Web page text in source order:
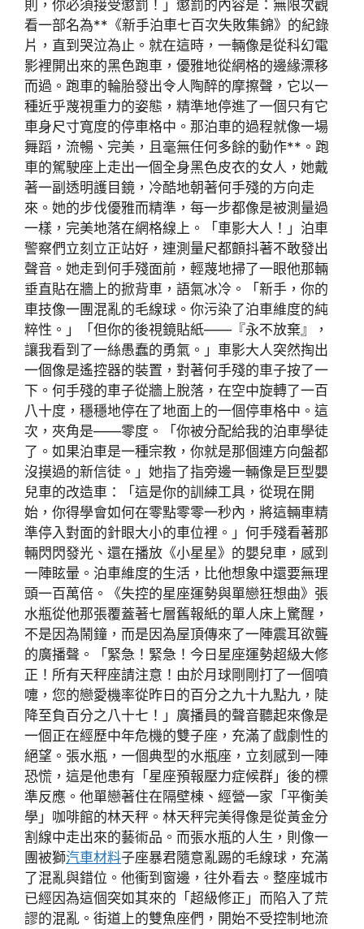
則，你必須接受懲罰！」懲罰的內容是：無限次觀
看一部名為**《新手泊車七百次失敗集錦》的紀錄
片，直到哭泣為止。就在這時，一輛像是從科幻電
影裡開出來的黑色跑車，優雅地從網格的邊緣漂移
而過。跑車的輪胎發出令人陶醉的摩擦聲，它以一
種近乎蔑視重力的姿態，精準地停進了一個只有它
車身尺寸寬度的停車格中。那泊車的過程就像一場
舞蹈，流暢、完美，且毫無任何多餘的動作**。跑
車的駕駛座上走出一個全身黑色皮衣的女人，她戴
著一副透明護目鏡，冷酷地朝著何手殘的方向走
來。她的步伐優雅而精準，每一步都像是被測量過
一樣，完美地落在網格線上。「車影大人！」泊車
警察們立刻立正站好，連測量尺都顫抖著不敢發出
聲音。她走到何手殘面前，輕蔑地掃了一眼他那輛
垂直貼在牆上的掀背車，語氣冰冷。「新手，你的
車技像一團混亂的毛線球。你污染了泊車維度的純
粹性。」「但你的後視鏡貼紙——『永不放棄』，
讓我看到了一絲愚蠢的勇氣。」車影大人突然掏出
一個像是遙控器的裝置，對著何手殘的車子按了一
下。何手殘的車子從牆上脫落，在空中旋轉了一百
八十度，穩穩地停在了地面上的一個停車格中。這
次，夾角是——零度。「你被分配給我的泊車學徒
了。如果泊車是一種宗教，你就是那個連方向盤都
沒摸過的新信徒。」她指了指旁邊一輛像是巨型嬰
兒車的改造車：「這是你的訓練工具，從現在開
始，你得學會如何在零點零零一秒內，將這輛車精
準停入對面的針眼大小的車位裡。」何手殘看著那
輛閃閃發光、還在播放《小星星》的嬰兒車，感到
一陣眩暈。泊車維度的生活，比他想象中還要無理
頭一百萬倍。《失控的星座運勢與單戀狂想曲》張
水瓶從他那張覆蓋著七層舊報紙的單人床上驚醒，
不是因為鬧鐘，而是因為屋頂傳來了一陣震耳欲聾
的廣播聲。「緊急！緊急！今日星座運勢超級大修
正！所有天秤座請注意！由於月球剛剛打了一個噴
嚏，您的戀愛機率從昨日的百分之九十九點九，陡
降至負百分之八十七！」廣播員的聲音聽起來像是
一個正在經歷中年危機的雙子座，充滿了戲劇性的
絕望。張水瓶，一個典型的水瓶座，立刻感到一陣
恐慌，這是他患有「星座預報壓力症候群」後的標
準反應。他單戀著住在隔壁棟、經營一家「平衡美
學」咖啡館的林天秤。林天秤完美得像是從黃金分
割線中走出來的藝術品。而張水瓶的人生，則像一
團被獅汽車材料子座暴君隨意亂踢的毛線球，充滿
了混亂與錯位。他衝到窗邊，往外看去。整座城市
已經因為這個突如其來的「超級修正」而陷入了荒
謬的混亂。街道上的雙魚座們，開始不受控制地流